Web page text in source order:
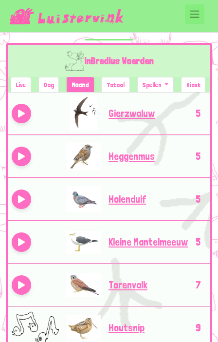
inBredius Woerden
Live Dag Maand Totaal Spellen Kiosk
Gierzwaluw 5
Heggenmus 5
Holenduif 5
Kleine Mantelmeeuw 5
Torenvalk 7
Houtsnip 9